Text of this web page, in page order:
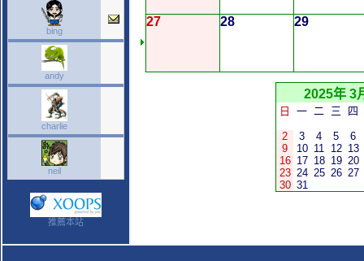
bing
andy
charlie
neil
推薦本站
27 28 29
2025年 3
日 一 二 三 四
2 3 4 5
6
9
10 11 12 13
16 17 18 19 20
23 24 25 26 27
30 31